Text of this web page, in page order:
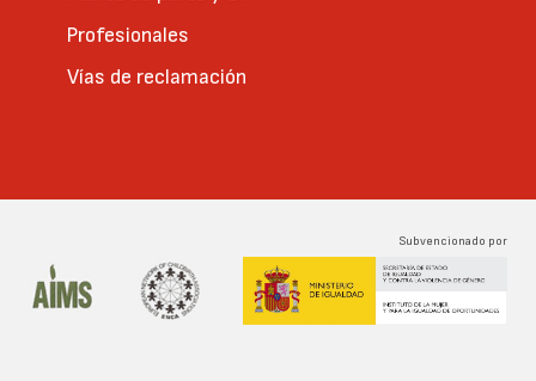
Profesionales
Vías de reclamación
Subvencionado por